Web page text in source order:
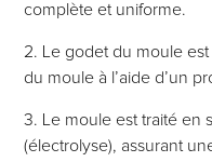
complète et uniforme.
2. Le godet du moule
du moule à l’aide d’un
3. Le moule est traité en
(électrolyse), assurant